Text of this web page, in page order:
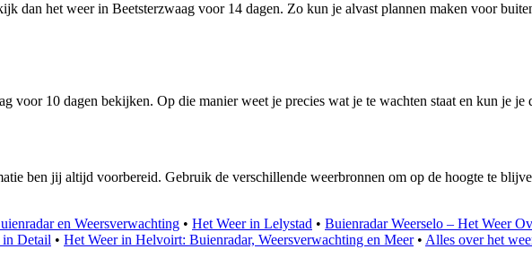
dan het weer in Beetsterzwaag voor 14 dagen. Zo kun je alvast plannen maken voor
voor 10 dagen bekijken. Op die manier weet je precies wat je te wachten staat en kun je je
ben jij altijd voorbereid. Gebruik de verschillende weerbronnen om op de hoogte te
en Weersverwachting • Het Weer in Lelystad • Buienradar Weerselo – Het Weer
in Detail • Het Weer in Helvoirt: Buienradar, Weersverwachting en Meer• Alles over het